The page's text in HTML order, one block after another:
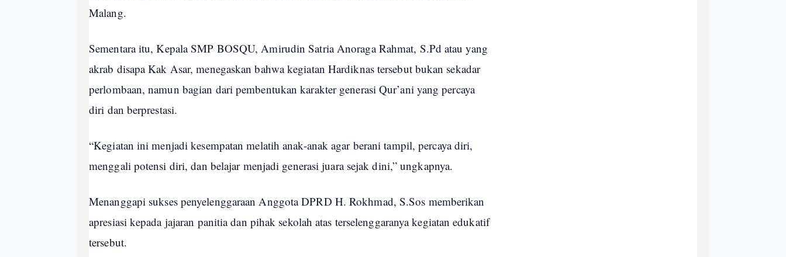
Malang.
Sementara itu, Kepala SMP BOSQU, Amirudin Satria Anoraga Rahmat, S.Pd atau yang
akrab disapa Kak Asar, menegaskan bahwa kegiatan Hardiknas tersebut bukan sekadar
perlombaan, namun bagian dari pembentukan karakter generasi Qur’ani yang percaya
diri dan berprestasi.
“Kegiatan ini menjadi kesempatan melatih anak-anak agar berani tampil, percaya diri,
menggali potensi diri, dan belajar menjadi generasi juara sejak dini,” ungkapnya.
Menanggapi sukses penyelenggaraan Anggota DPRD H. Rokhmad, S.Sos memberikan
apresiasi kepada jajaran panitia dan pihak sekolah atas terselenggaranya kegiatan edukatif
tersebut.